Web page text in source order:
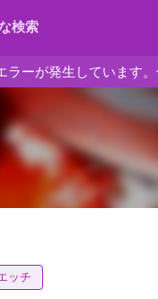
検索
ーが発生しています
ッチ